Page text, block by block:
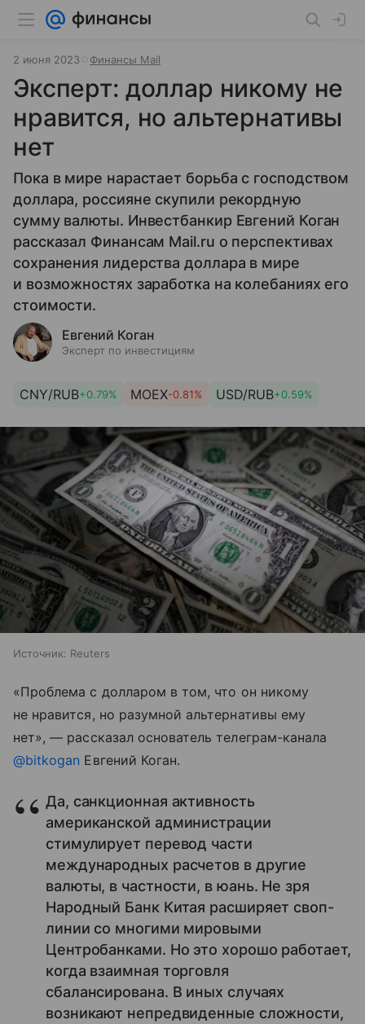
2 июня 2023 Финансы Mail
Эксперт: доллар никому не
нравится, но альтернативы
нет
Пока в мире нарастает борьба с господством
доллара, россияне скупили рекордную
сумму валюты. Инвестбанкир Евгений Коган
рассказал Финансам Mail.ru о перспективах
сохранения лидерства доллара в мире
и возможностях заработка на колебаниях его
стоимости.
Евгений Коган
Эксперт по инвестициям
CNY/RUB+0.79% MOEX-0.81% USD/RUB+0.59%
Источник: Reuters
«Проблема с долларом в том, что он никому
не нравится, но разумной альтернативы ему
нет», — рассказал основатель телеграм-канала
@bitkogan Евгений Коган.
Да, санкционная активность
американской администрации
стимулирует перевод части
международных расчетов в другие
валюты, в частности, в юань. Не зря
Народный Банк Китая расширяет своп-
линии со многими мировыми
Центробанками. Но это хорошо работает,
когда взаимная торговля
сбалансирована. В иных случаях
возникают непредвиденные сложности,